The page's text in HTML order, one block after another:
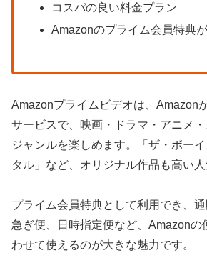
コスパの良い料金プラン
Amazonのプライム会員特典
Amazonプライムビデオは、Amazon
サービスで、映画・ドラマ・アニメ
ジャンルを楽しめます。「ザ・ボー
タル」など、オリジナル作品も高い人
プライム会員特典として利用でき、
急ぎ便、日時指定便など、Amazonの
わせて使えるのが大きな魅力です。